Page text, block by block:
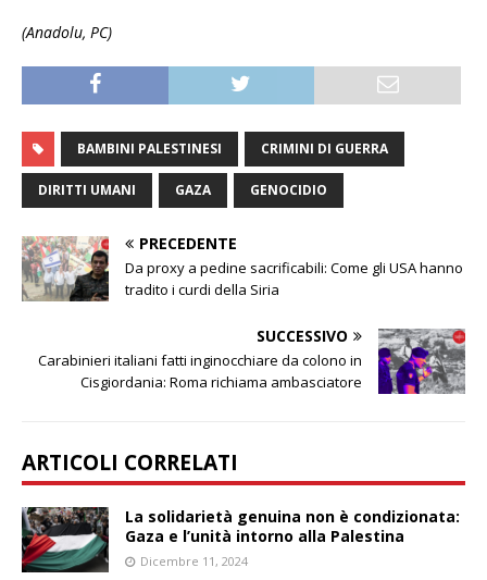
(Anadolu, PC)
BAMBINI PALESTINESI CRIMINI DI GUERRA
DIRITTI UMANI GAZA GENOCIDIO
PRECEDENTE
Da proxy a pedine sacrificabili: Come gli USA hanno
tradito i curdi della Siria
SUCCESSIVO
Carabinieri italiani fatti inginocchiare da colono in
Cisgiordania: Roma richiama ambasciatore
ARTICOLI CORRELATI
La solidarietà genuina non è condizionata:
Gaza e l’unità intorno alla Palestina
Dicembre 11, 2024